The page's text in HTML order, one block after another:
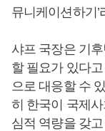
뮤니케이션하기
샤프 국장은 기
할 필요가 있다
으로 대응할 수
히 한국이 국제
심적 역량을 갖